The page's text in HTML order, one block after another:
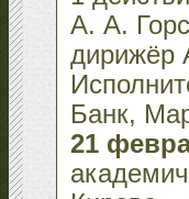
А. А.
дирижёр
Банк,
21